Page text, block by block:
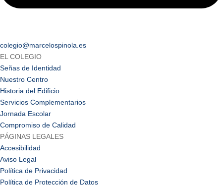
colegio@marcelospinola.es
EL COLEGIO
Señas de Identidad
Nuestro Centro
Historia del Edificio
Servicios Complementarios
Jornada Escolar
Compromiso de Calidad
PÁGINAS LEGALES
Accesibilidad
Aviso Legal
Política de Privacidad
Política de Protección de Datos